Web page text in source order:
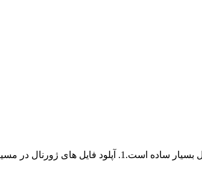
در این مطلب سعی می کنیم به خیلی ساده و خلاصه توضیح دهیم چطور قالب ژورنال را در اپن